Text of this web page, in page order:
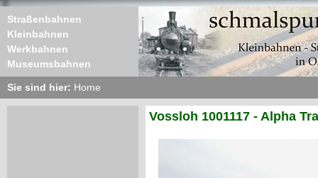
Straßenbahnen
Kleinbahnen
Werkbahnen
Museumsbahnen
Sie sind hier: Home
Vossloh 1001117 - Alpha